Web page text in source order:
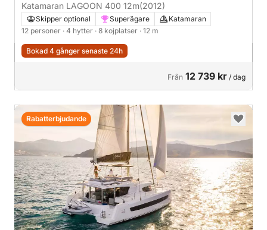
Katamaran LAGOON 400 12m(2012)
Skipper optional Superägare
Katamaran
12 personer · 4 hytter · 8 kojplatser · 12 m
Bokad 4 gånger senaste 24h
Från 12 739 kr / dag
Rabatterbjudande